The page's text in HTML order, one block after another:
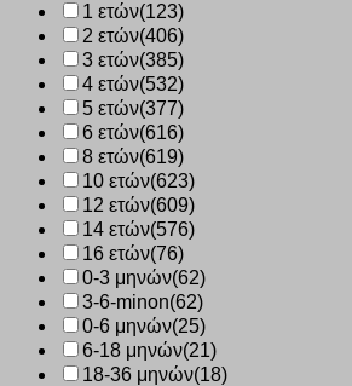
1
ποσότητα
1 ετών(123)
2 ετών(406)
3 ετών(385)
4 ετών(532)
5 ετών(377)
6 ετών(616)
8 ετών(619)
10 ετών(623)
12 ετών(609)
14 ετών(576)
16 ετών(76)
0-3 μηνών(62)
3-6-minon(62)
0-6 μηνών(25)
6-18 μηνών(21)
18-36 μηνών(18)